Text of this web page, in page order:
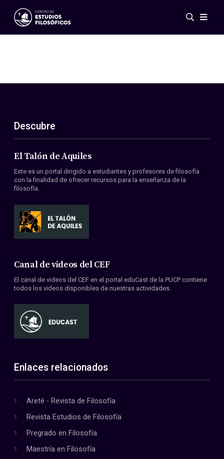
Eventos
ES
EN
Acerca de nosotros
Miembros
Convenios
Descubre
El Talón de Aquiles
Este es un portal dirigido a estudiantes y profesores de filosofía
con la finalidad de ofrecer recursos para la enseñanza de la
filosofía.
Canal de videos del CEF
El canal de videos del CEF en el portal eduCast de la PUCP contiene
todos los videos disponibles de nuestras actividades.
Enlaces relacionados
Areté - Revista de Filosofía
Revista Estudios de Filosofía
Pregrado en Filosofía
Maestría en Filosofía